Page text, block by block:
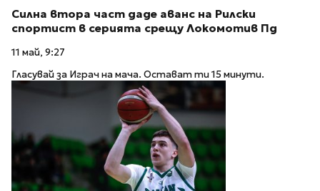
Силна втора част даде аванс на Рилски
спортист в серията срещу Локомотив Пд
11 май, 9:27
Гласувай за Играч на мача. Остават ти 15 минути.